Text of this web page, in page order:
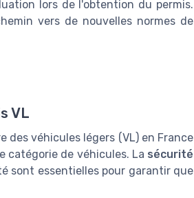
lors de l'obtention du permis.
vers de nouvelles normes de
VL
véhicules légers (VL) en France
catégorie de véhicules. La sécurité
sont essentielles pour garantir que